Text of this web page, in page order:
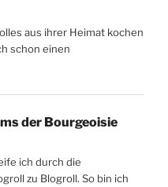
aus ihrer Heimat kochen
schon einen
der Bourgeoisie
ich durch die
zu Blogroll. So bin ich